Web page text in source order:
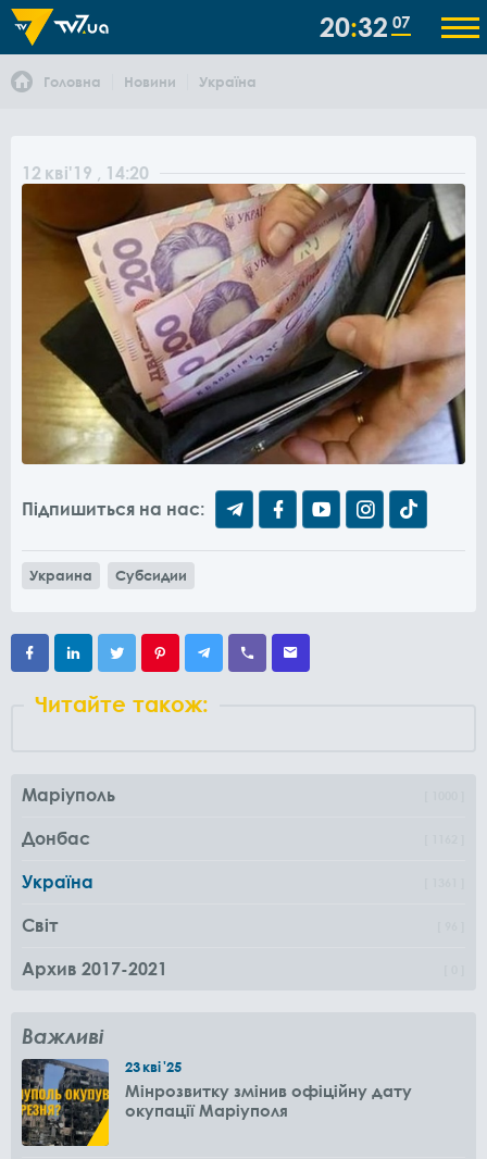
20 32 07
Головна Новини Україна
12 кві'19 , 14:20
Підпишиться на нас:
Украина Субсидии
Читайте також:
Маріуполь
Донбас
Україна
Світ
Архив 2017-2021
Важливі
23кві'25
Мінрозвитку змінив офіційну дату
окупації Маріуполя